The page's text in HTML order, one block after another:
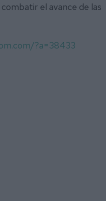
el avance de las
?a=38433